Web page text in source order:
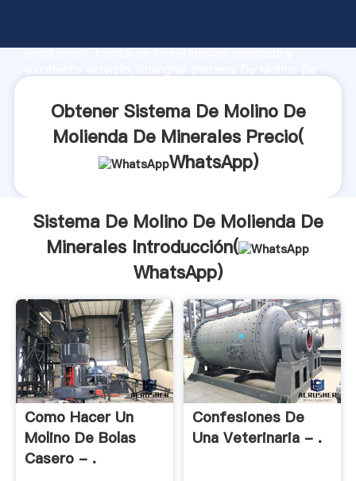
producción, fuerza de investigación avanzada y
aporta valores a todos los clientes.
Obtener Sistema De Molino De
Molienda De Minerales Precio(
WhatsApp)
Sistema De Molino De Molienda De
Minerales Introducción(
WhatsApp)
Como Hacer Un
Molino De Bolas
Casero - .
Confesiones De
Una Veterinaria - .